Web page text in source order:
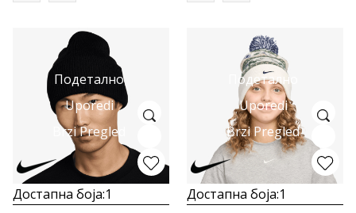
Подетално
Uporedi
Brzi Pregled
Достапна боја:1
Подетално
Uporedi
Brzi Pregled
Достапна боја:1